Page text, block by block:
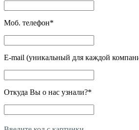
Моб. телефон*
E-mail (уникальный для каждой
Откуда Вы о нас узнали?*